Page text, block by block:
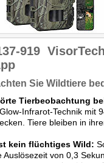
919
Sie Wildtiere
Tierbeobachtung
Infrarot-Technik mit
Tiere bleiben in
kein flüchtiges Wild:
Auslösezeit von 0,3